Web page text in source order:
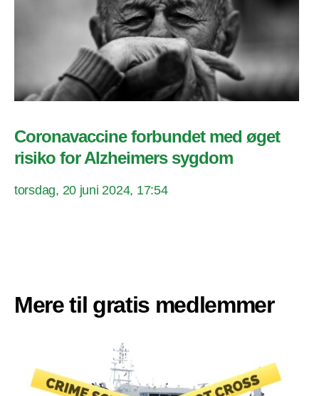
Coronavaccine forbundet med øget
risiko for Alzheimers sygdom
torsdag, 20 juni 2024, 17:54
Mere til gratis medlemmer